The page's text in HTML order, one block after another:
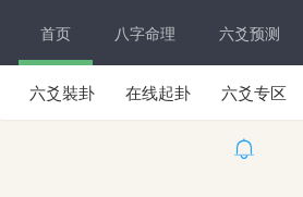
首页 八字命理 六爻预测
六爻裝卦 在线起卦 六爻专区